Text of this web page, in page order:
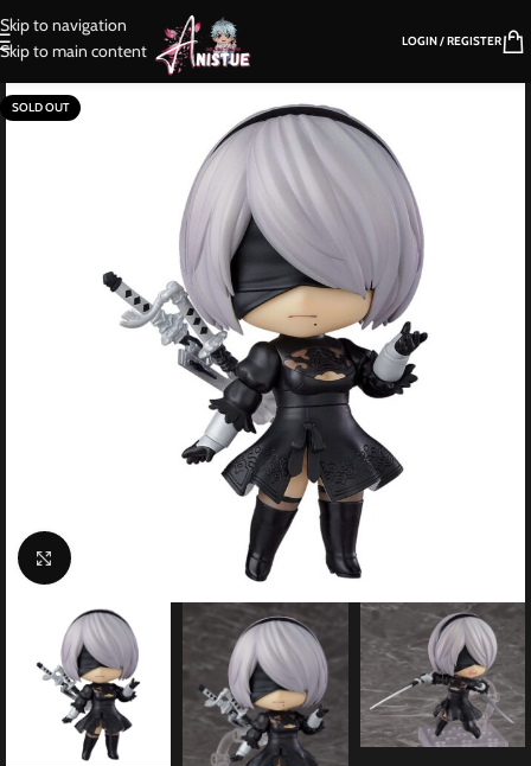
Skip to navigation
Skip to main content
LOGIN / REGISTER
SOLD OUT
Click to enlarge